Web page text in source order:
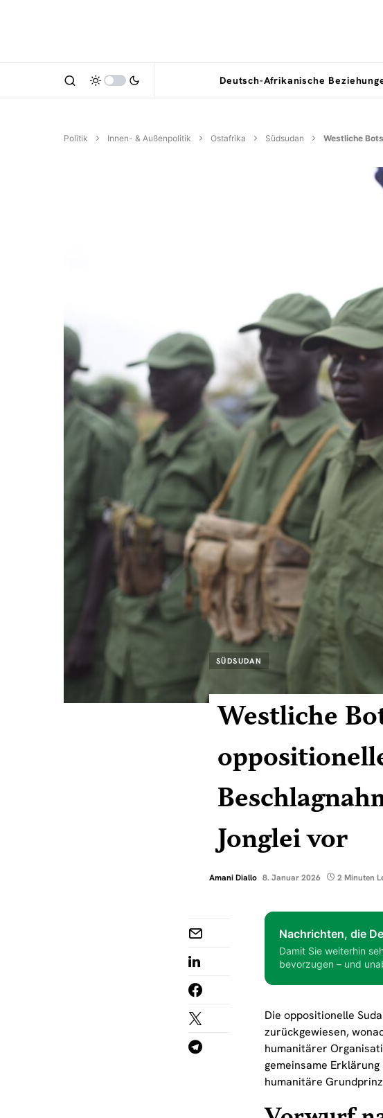
Deutsch-Afrikanische
Politik Innen- & Außenpolitik Ostafrika Südsudan Westliche
SÜDSUDAN
Westliche
Jonglei vor
Amani Diallo 8. Januar 2026 2 Minuten
Nachrichten, die
Damit Sie weiterhin
bevorzugen – und
Die oppositionelle
zurückgewiesen,
humanitärer
gemeinsame
humanitäre